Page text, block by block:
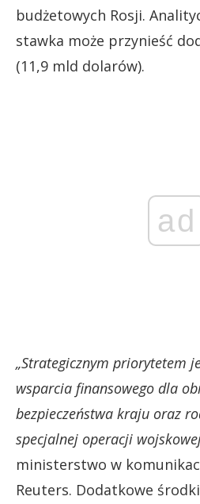
budżetowych Rosji.
stawka może przynieść
(11,9 mld dolarów).
ad
„Strategicznym priorytetem
wsparcia finansowego dla
bezpieczeństwa kraju oraz
specjalnej operacji
ministerstwo w
Reuters. Dodatkowe